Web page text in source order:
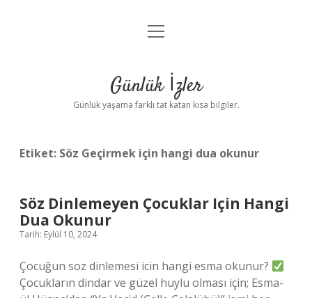
Anasayfa
Yasal Uyarı
menüyü
Günlük İzler
Günlük yaşama farklı tat katan kısa bilgiler.
Etiket: Söz Geçirmek için hangi dua okunur
Söz Dinlemeyen Çocuklar Için Hangi
Dua Okunur
Tarih: Eylül 10, 2024
Çocuğun soz dinlemesi icin hangi esma okunur?
Çocukların dindar ve güzel huylu olması için; Esma-